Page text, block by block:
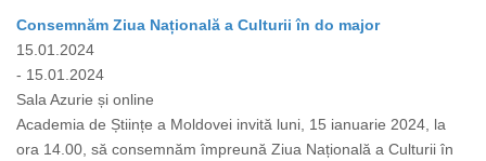
Consemnăm Ziua Națională a Culturii în do major
15.01.2024
- 15.01.2024
Sala Azurie și online
Academia de Științe a Moldovei invită luni, 15 ianuarie 2024, la
ora 14.00, să consemnăm împreună Ziua Națională a Culturii în